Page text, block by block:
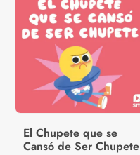
El Chupete que se
Cansó de Ser Chupete